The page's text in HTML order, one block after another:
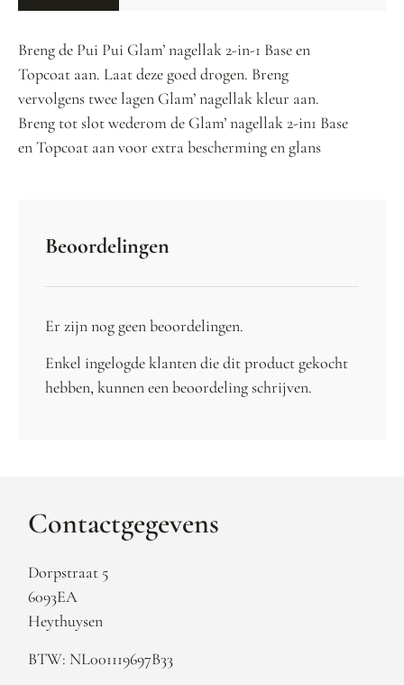
Breng de Pui Pui Glam’ nagellak 2-in-1 Base en
Topcoat aan. Laat deze goed drogen. Breng
vervolgens twee lagen Glam’ nagellak kleur aan.
Breng tot slot wederom de Glam’ nagellak 2-in1 Base
en Topcoat aan voor extra bescherming en glans
Beoordelingen
Er zijn nog geen beoordelingen.
Enkel ingelogde klanten die dit product gekocht
hebben, kunnen een beoordeling schrijven.
Contactgegevens
Dorpstraat 5
6093EA
Heythuysen
BTW: NL001119697B33